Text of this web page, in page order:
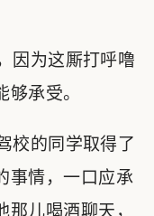
因为这厮打呼噜
承受。
校的同学取得了
事情，一口应承
儿喝酒聊天，